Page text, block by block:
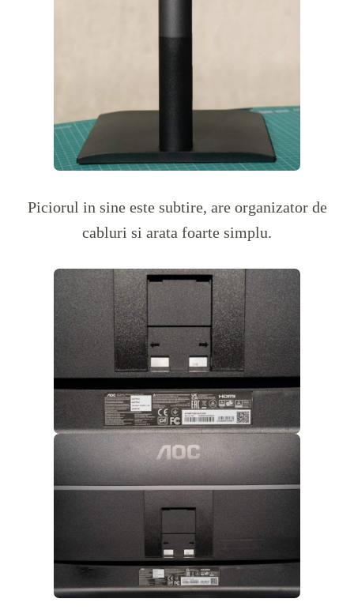
Piciorul in sine este subtire, are organizator de
cabluri si arata foarte simplu.